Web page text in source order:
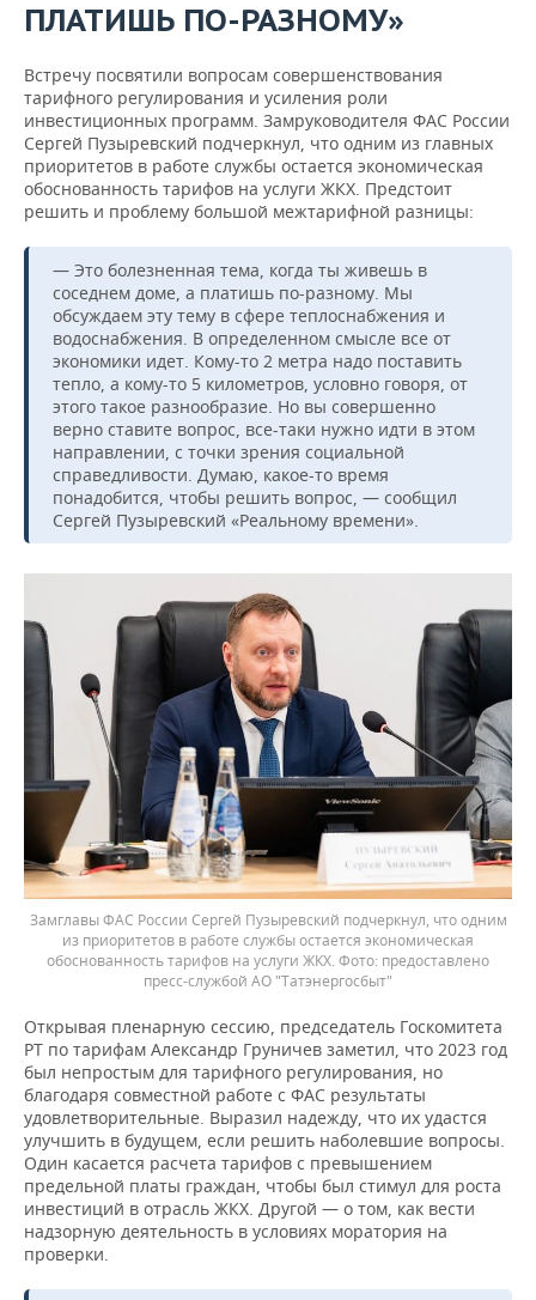
ПЛАТИШЬ ПО-РАЗНОМУ»
Встречу посвятили вопросам совершенствования
тарифного регулирования и усиления роли
инвестиционных программ. Замруководителя ФАС России
Сергей Пузыревский подчеркнул, что одним из главных
приоритетов в работе службы остается экономическая
обоснованность тарифов на услуги ЖКХ. Предстоит
решить и проблему большой межтарифной разницы:
— Это болезненная тема, когда ты живешь в
соседнем доме, а платишь по-разному. Мы
обсуждаем эту тему в сфере теплоснабжения и
водоснабжения. В определенном смысле все от
экономики идет. Кому-то 2 метра надо поставить
тепло, а кому-то 5 километров, условно говоря, от
этого такое разнообразие. Но вы совершенно
верно ставите вопрос, все-таки нужно идти в этом
направлении, с точки зрения социальной
справедливости. Думаю, какое-то время
понадобится, чтобы решить вопрос, — сообщил
Сергей Пузыревский «Реальному времени».
Замглавы ФАС России Сергей Пузыревский подчеркнул, что одним
из приоритетов в работе службы остается экономическая
обоснованность тарифов на услуги ЖКХ.
предоставлено
пресс-службой АО "Татэнергосбыт"
Открывая пленарную сессию, председатель Госкомитета
РТ по тарифам Александр Груничев заметил, что 2023 год
был непростым для тарифного регулирования, но
благодаря совместной работе с ФАС результаты
удовлетворительные. Выразил надежду, что их удастся
улучшить в будущем, если решить наболевшие вопросы.
Один касается расчета тарифов с превышением
предельной платы граждан, чтобы был стимул для роста
инвестиций в отрасль ЖКХ. Другой — о том, как вести
надзорную деятельность в условиях моратория на
проверки.